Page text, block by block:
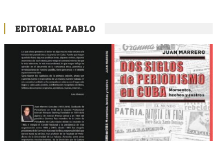
EDITORIAL PABLO